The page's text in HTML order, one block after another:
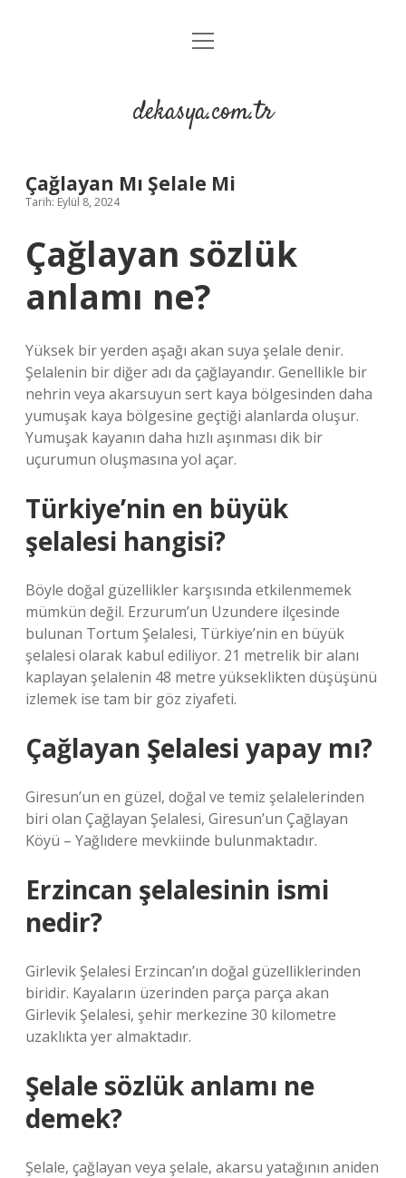
Anasayfa
Yasal Uyarı
menüyü
dekasya.com.tr
Çağlayan Mı Şelale Mi
Tarih: Eylül 8, 2024
Çağlayan sözlük
anlamı ne?
Yüksek bir yerden aşağı akan suya şelale denir.
Şelalenin bir diğer adı da çağlayandır. Genellikle bir
nehrin veya akarsuyun sert kaya bölgesinden daha
yumuşak kaya bölgesine geçtiği alanlarda oluşur.
Yumuşak kayanın daha hızlı aşınması dik bir
uçurumun oluşmasına yol açar.
Türkiye’nin en büyük
şelalesi hangisi?
Böyle doğal güzellikler karşısında etkilenmemek
mümkün değil. Erzurum’un Uzundere ilçesinde
bulunan Tortum Şelalesi, Türkiye’nin en büyük
şelalesi olarak kabul ediliyor. 21 metrelik bir alanı
kaplayan şelalenin 48 metre yükseklikten düşüşünü
izlemek ise tam bir göz ziyafeti.
Çağlayan Şelalesi yapay mı?
Giresun’un en güzel, doğal ve temiz şelalelerinden
biri olan Çağlayan Şelalesi, Giresun’un Çağlayan
Köyü – Yağlıdere mevkiinde bulunmaktadır.
Erzincan şelalesinin ismi
nedir?
Girlevik Şelalesi Erzincan’ın doğal güzelliklerinden
biridir. Kayaların üzerinden parça parça akan
Girlevik Şelalesi, şehir merkezine 30 kilometre
uzaklıkta yer almaktadır.
Şelale sözlük anlamı ne
demek?
Şelale, çağlayan veya şelale, akarsu yatağının aniden